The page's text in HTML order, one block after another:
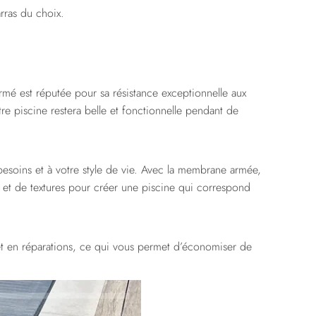
du choix.
est réputée pour sa résistance exceptionnelle aux
piscine restera belle et fonctionnelle pendant de
et à votre style de vie. Avec la membrane armée,
de textures pour créer une piscine qui correspond
réparations, ce qui vous permet d’économiser de